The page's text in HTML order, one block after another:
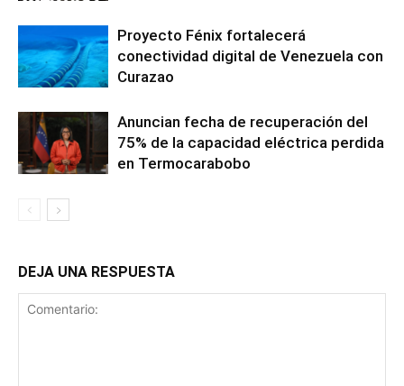
Proyecto Fénix fortalecerá
conectividad digital de Venezuela con
Curazao
Anuncian fecha de recuperación del
75% de la capacidad eléctrica perdida
en Termocarabobo
DEJA UNA RESPUESTA